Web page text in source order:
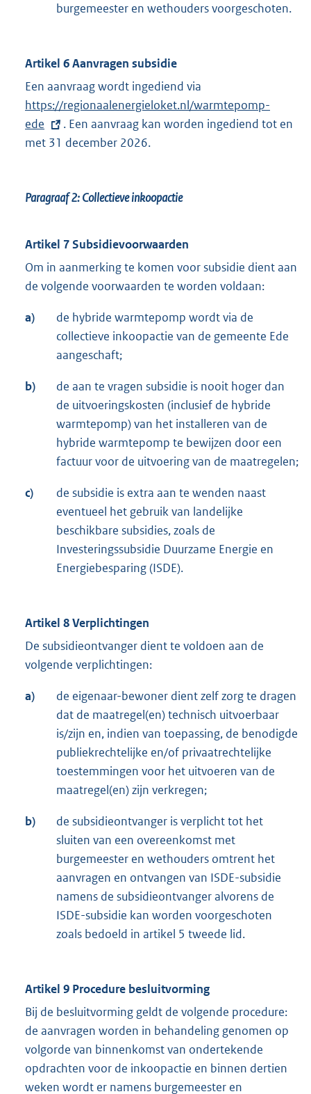
burgemeester en wethouders voorgeschoten.
Artikel 6 Aanvragen subsidie
Een aanvraag wordt ingediend via
x
t
k
:
https://regionaalenergieloket.nl/warmtepomp-
ede
. Een aanvraag kan worden ingediend tot en
met 31 december 2026.
Paragraaf 2:Collectieve inkoopactie
Artikel 7 Subsidievoorwaarden
Om in aanmerking te komen voor subsidie dient aan
de volgende voorwaarden te worden voldaan:
a)
de hybride warmtepomp wordt via de
collectieve inkoopactie van de gemeente Ede
aangeschaft;
b)
de aan te vragen subsidie is nooit hoger dan
de uitvoeringskosten (inclusief de hybride
warmtepomp) van het installeren van de
hybride warmtepomp te bewijzen door een
factuur voor de uitvoering van de maatregelen;
c)
de subsidie is extra aan te wenden naast
eventueel het gebruik van landelijke
beschikbare subsidies, zoals de
Investeringssubsidie Duurzame Energie en
Energiebesparing (ISDE).
Artikel 8 Verplichtingen
De subsidieontvanger dient te voldoen aan de
volgende verplichtingen:
a)
de eigenaar-bewoner dient zelf zorg te dragen
dat de maatregel(en) technisch uitvoerbaar
is/zijn en, indien van toepassing, de benodigde
publiekrechtelijke en/of privaatrechtelijke
toestemmingen voor het uitvoeren van de
maatregel(en) zijn verkregen;
b)
de subsidieontvanger is verplicht tot het
sluiten van een overeenkomst met
burgemeester en wethouders omtrent het
aanvragen en ontvangen van ISDE-subsidie
namens de subsidieontvanger alvorens de
ISDE-subsidie kan worden voorgeschoten
zoals bedoeld in artikel 5 tweede lid.
Artikel 9 Procedure besluitvorming
Bij de besluitvorming geldt de volgende procedure:
de aanvragen worden in behandeling genomen op
volgorde van binnenkomst van ondertekende
opdrachten voor de inkoopactie en binnen dertien
weken wordt er namens burgemeester en